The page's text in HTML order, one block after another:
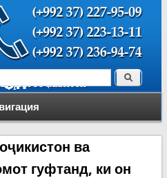
поиска Поиск
ва
гуфтанд, ки он